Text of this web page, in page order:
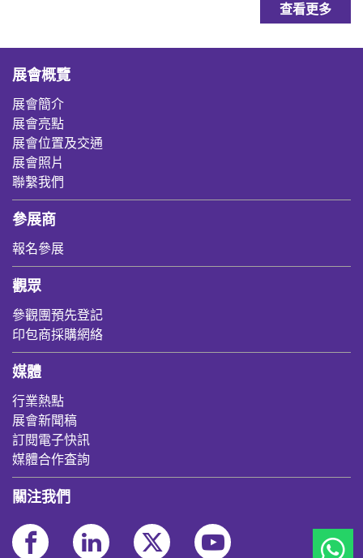
查看更多
展會概覽
展會簡介
展會亮點
展會位置及交通
展會照片
聯繫我們
參展商
報名參展
觀眾
參觀團預先登記
印包商採購網絡
媒體
行業熱點
展會新聞稿
訂閱電子快訊
媒體合作査詢
關注我們